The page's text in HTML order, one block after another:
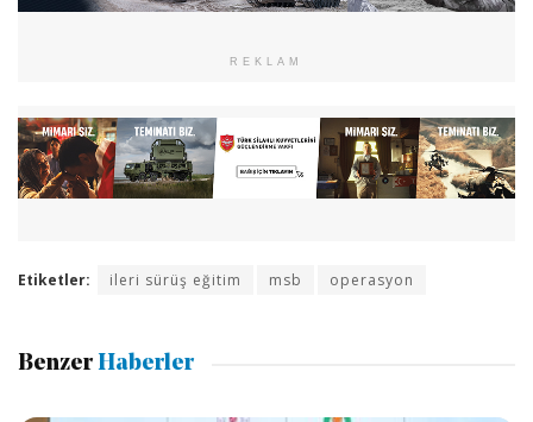
REKLAM
Etiketler: ileri sürüş eğitim msb operasyon
Benzer Haberler